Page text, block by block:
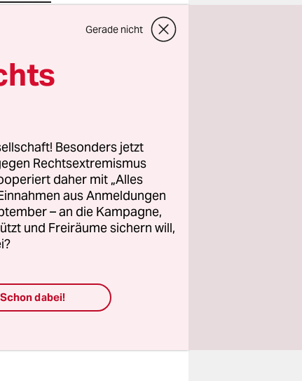
soll.
– eine
Platz
Glas in
Gerade nicht
Besonders jetzt
Rechtsextremismus
daher mit „Alles
aus Anmeldungen
– an die Kampagne,
und Freiräume sichern will,
Schon dabei!